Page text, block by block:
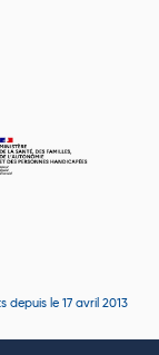
depuis le 17 avril 2013